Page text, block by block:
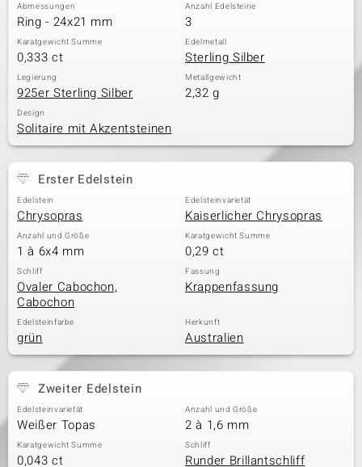
Abmessungen
Ring - 24x21 mm
Anzahl Edelsteine
3
Karatgewicht Summe
0,333 ct
Edelmetall
Sterling Silber
Legierung
925er Sterling Silber
Metallgewicht
2,32 g
Design
Solitaire mit Akzentsteinen
Erster Edelstein
Edelstein
Chrysopras
Edelsteinvarietät
Kaiserlicher Chrysopras
Anzahl und Größe
1 à 6x4 mm
Karatgewicht Summe
0,29 ct
Schliff
Ovaler Cabochon,
Cabochon
Fassung
Krappenfassung
Edelsteinfarbe
grün
Herkunft
Australien
Zweiter Edelstein
Edelsteinvarietät
Weißer Topas
Anzahl und Größe
2 à 1,6 mm
Karatgewicht Summe
0,043 ct
Schliff
Runder Brillantschliff